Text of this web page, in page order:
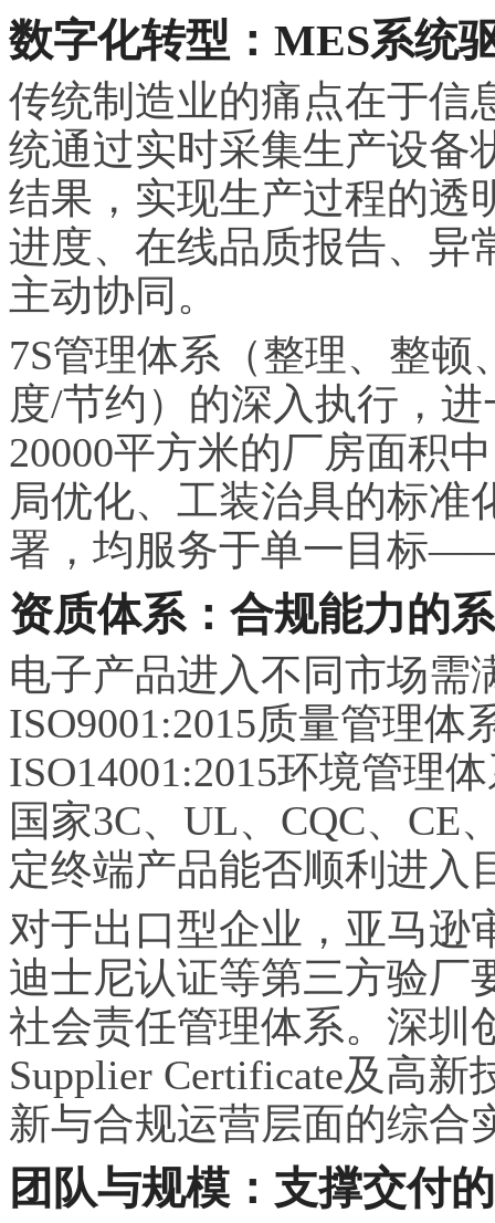
数字化转型：MES系统
传统制造业的痛点在于信
统通过实时采集生产设备
结果，实现生产过程的透
进度、在线品质报告、异
主动协同。
7S管理体系（整理、整
度/节约）的深入执行，
20000平方米的厂房面积
局优化、工装治具的标准
署，均服务于单一目标
资质体系：合规能力的
电子产品进入不同市场需
ISO9001:2015质量管理
ISO14001:2015环境管理
国家3C、UL、CQC、CE
定终端产品能否顺利进入
对于出口型企业，亚马逊
迪士尼认证等第三方验厂
社会责任管理体系。深圳
Supplier Certificate及高
新与合规运营层面的综合
团队与规模：支撑交付